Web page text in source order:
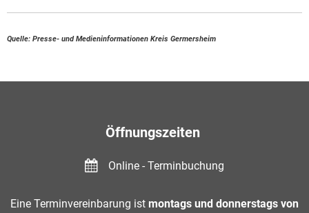
Quelle: Presse- und Medieninformationen Kreis Germersheim
Öffnungszeiten
Online - Terminbuchung
Eine Terminvereinbarung ist montags und donnerstags von